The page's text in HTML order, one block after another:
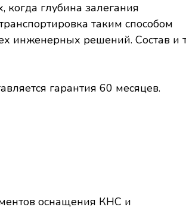
когда глубина залегания
таким способом
инженерных решений. Состав и
гарантия 60 месяцев.
оснащения КНС и